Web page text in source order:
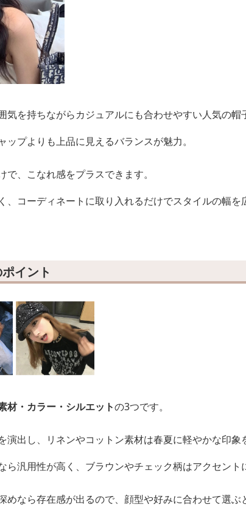
気を持ちながらカジュアルにも合わせやすい人気の帽
プよりも上品に見えるバランスが魅力。
、こなれ感をプラスできます。
、コーディネートに取り入れるだけでスタイルの幅
イント
材・カラー・シルエットの3つです。
演出し、リネンやコットン素材は春夏に軽やかな印象
ら汎用性が高く、ブラウンやチェック柄はアクセント
めなら存在感が出るので、顔型や好みに合わせて選